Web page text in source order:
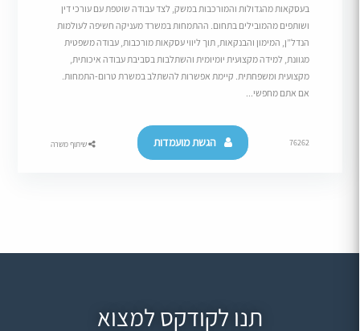
בעסקאות מהגדולות והמורכבות במשק, לצד עבודה שוטפת עם עורכי דין
ושותפים מהמובילים בתחום. ההתמחות במשרד מעניקה חשיפה לעולמות
הנדל”ן, המימון והבנקאות, תוך ליווי עסקאות מורכבות, עבודה משפטית
מגוונת, למידה מקצועית יומיומית והשתלבות בסביבת עבודה איכותית,
מקצועית ומשפחתית. קיימת אפשרות להשתלב במשרת טרום-התמחות.
אם אתם מחפשי...
76262 הגשת מועמדות שיתוף משרה
תנו לקודקס למצוא